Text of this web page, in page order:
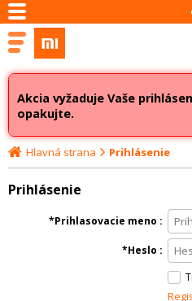
Akcia vyžaduje Vaše
opakujte.
Hlavná strana Prihlásenie
Prihlásenie
Prihlasovacie meno
Heslo